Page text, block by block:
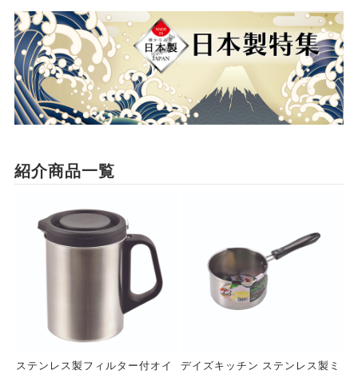
紹介商品一覧
ステンレス製フィルター付オイ
デイズキッチン ステンレス製ミ